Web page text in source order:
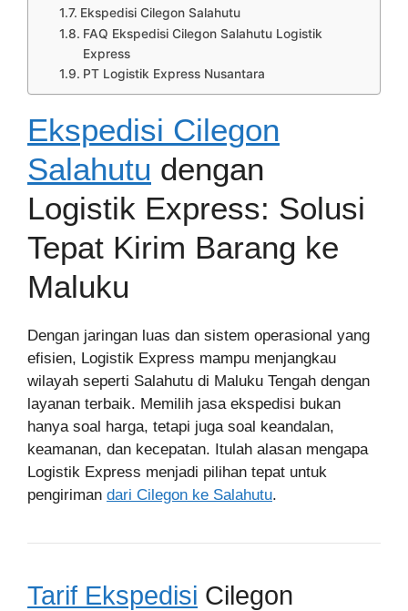
Ekspedisi Cilegon Salahutu
FAQ Ekspedisi Cilegon Salahutu Logistik
Express
PT Logistik Express Nusantara
Ekspedisi Cilegon
Salahutu dengan
Logistik Express: Solusi
Tepat Kirim Barang ke
Maluku
Dengan jaringan luas dan sistem operasional yang
efisien, Logistik Express mampu menjangkau
wilayah seperti Salahutu di Maluku Tengah dengan
layanan terbaik. Memilih jasa ekspedisi bukan
hanya soal harga, tetapi juga soal keandalan,
keamanan, dan kecepatan. Itulah alasan mengapa
Logistik Express menjadi pilihan tepat untuk
pengiriman dari Cilegon ke Salahutu.
Tarif Ekspedisi Cilegon